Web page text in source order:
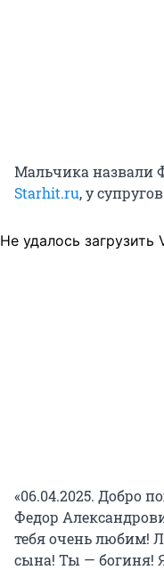
Мальчика назвали
Starhit.ru, у
Не удалось загрузить
«06.04.2025. Добро
Федор
тебя очень любим!
сына! Ты — богиня!